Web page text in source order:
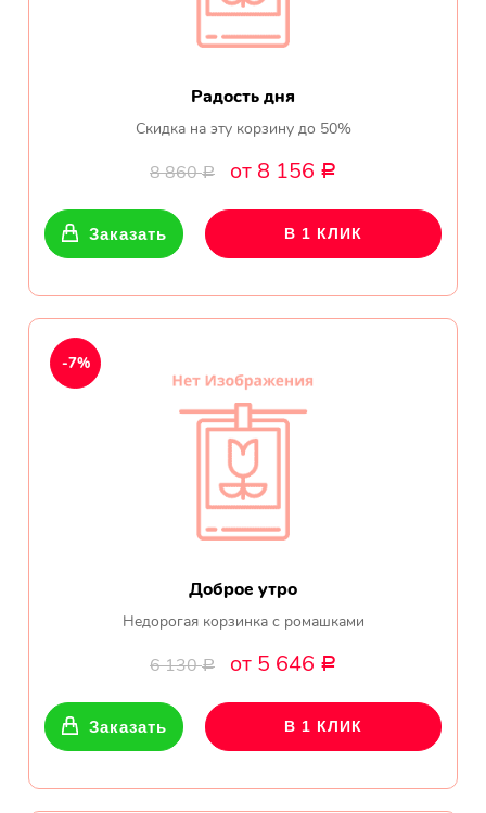
Радость дня
Скидка на эту корзину до 50%
8 860Р от 8 156 Р
Заказать В 1 КЛИК
Доброе утро
Недорогая корзинка с ромашками
6 130Р от 5 646 Р
-7%
Заказать В 1 КЛИК